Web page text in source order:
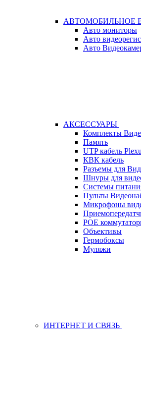
АВТОМОБИЛЬНОЕ
Авто мониторы
Авто
Авто
АКСЕССУАРЫ
Комплекты
Память
UTP кабель
КВК кабель
Разъемы для
Шнуры для
Системы
Пульты
Микрофоны
POE
Объективы
Гермобоксы
Муляжи
ИНТЕРНЕТ И СВЯЗЬ